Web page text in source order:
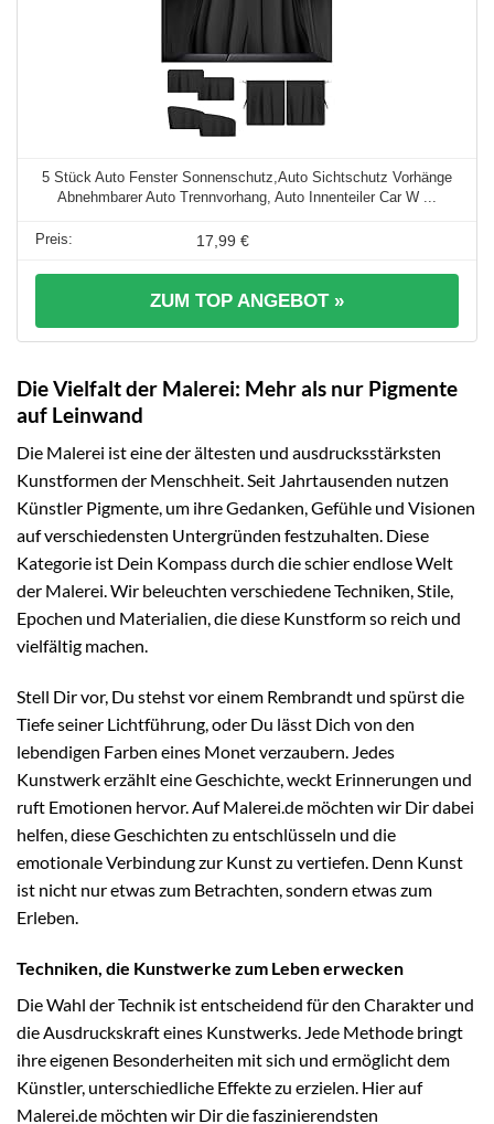
5 Stück Auto Fenster Sonnenschutz,Auto Sichtschutz Vorhänge
Abnehmbarer Auto Trennvorhang, Auto Innenteiler Car W ...
17,99 €
ZUM TOP ANGEBOT »
Die Vielfalt der Malerei: Mehr als nur Pigmente
auf Leinwand
Die Malerei ist eine der ältesten und ausdrucksstärksten
Kunstformen der Menschheit. Seit Jahrtausenden nutzen
Künstler Pigmente, um ihre Gedanken, Gefühle und Visionen
auf verschiedensten Untergründen festzuhalten. Diese
Kategorie ist Dein Kompass durch die schier endlose Welt
der Malerei. Wir beleuchten verschiedene Techniken, Stile,
Epochen und Materialien, die diese Kunstform so reich und
vielfältig machen.
Stell Dir vor, Du stehst vor einem Rembrandt und spürst die
Tiefe seiner Lichtführung, oder Du lässt Dich von den
lebendigen Farben eines Monet verzaubern. Jedes
Kunstwerk erzählt eine Geschichte, weckt Erinnerungen und
ruft Emotionen hervor. Auf Malerei.de möchten wir Dir dabei
helfen, diese Geschichten zu entschlüsseln und die
emotionale Verbindung zur Kunst zu vertiefen. Denn Kunst
ist nicht nur etwas zum Betrachten, sondern etwas zum
Erleben.
Techniken, die Kunstwerke zum Leben erwecken
Die Wahl der Technik ist entscheidend für den Charakter und
die Ausdruckskraft eines Kunstwerks. Jede Methode bringt
ihre eigenen Besonderheiten mit sich und ermöglicht dem
Künstler, unterschiedliche Effekte zu erzielen. Hier auf
Malerei.de möchten wir Dir die faszinierendsten